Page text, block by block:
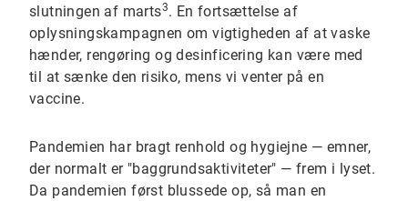
slutningen af marts3. En fortsættelse af
oplysningskampagnen om vigtigheden af at vaske
hænder, rengøring og desinficering kan være med
til at sænke den risiko, mens vi venter på en
vaccine.
Pandemien har bragt renhold og hygiejne — emner,
der normalt er "baggrundsaktiviteter" — frem i lyset.
Da pandemien først blussede op, så man en